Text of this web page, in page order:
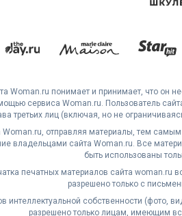
Woman.ru понимает и принимает, что он
сервиса Woman.ru. Пользователь
третьих лиц (включая, но не
Woman.ru, отправляя материалы, тем
владельцами сайта Woman.ru. Все
быть использованы
печатных материалов сайта woman.ru
разрешено только с
интеллектуальной собственности (фото,
разрешено только лицам, имеющим